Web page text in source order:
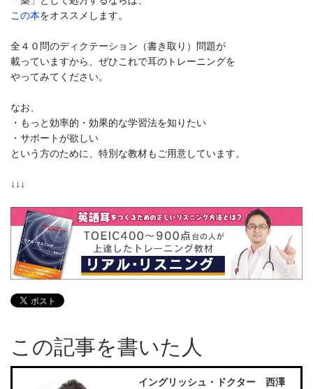
この本をオススメします。
全４０問のディクテーション（書き取り）問題が
載っていますから、ぜひこれで耳のトレーニングを
やってみてください。
なお、
・もっと効率的・効果的な学習法を知りたい
・サポートが欲しい
という方のために、特別な教材もご用意しています。
↓↓↓
この記事を書いた人
イングリッシュ・ドクター 西澤